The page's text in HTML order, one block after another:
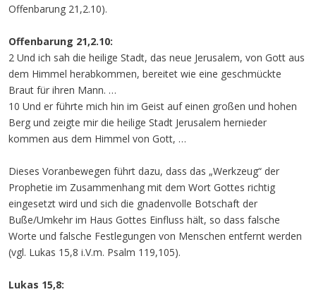
Offenbarung 21,2.10).
Offenbarung 21,2.10:
2 Und ich sah die heilige Stadt, das neue Jerusalem, von Gott aus
dem Himmel herabkommen, bereitet wie eine geschmückte
Braut für ihren Mann. …
10 Und er führte mich hin im Geist auf einen großen und hohen
Berg und zeigte mir die heilige Stadt Jerusalem hernieder
kommen aus dem Himmel von Gott, …
Dieses Voranbewegen führt dazu, dass das „Werkzeug“ der
Prophetie im Zusammenhang mit dem Wort Gottes richtig
eingesetzt wird und sich die gnadenvolle Botschaft der
Buße/Umkehr im Haus Gottes Einfluss hält, so dass falsche
Worte und falsche Festlegungen von Menschen entfernt werden
(vgl. Lukas 15,8 i.V.m. Psalm 119,105).
Lukas 15,8: